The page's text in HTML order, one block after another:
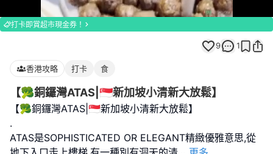
Loaded:
100.00%
打卡即賞超市現金券！
9 1
香港攻略 打卡 食
【🥦銅鑼灣ATAS|🇸🇬新加坡小清新大放鬆】
【🥦銅鑼灣ATAS|🇸🇬新加坡小清新大放鬆】
.
ATAS是SOPHISTICATED OR ELEGANT精緻優雅意思,從